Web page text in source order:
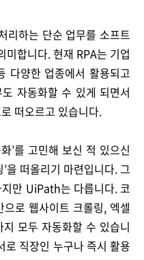
리하는 단순 업무를 소프트
합니다. 현재 RPA는 기업
다양한 업종에서 활용되고
자동화할 수 있게 되면서
떠오르고 있습니다.
’를 고민해 보신 적 있으신
을 떠올리기 마련입니다. 그
만 UiPath는 다릅니다. 코
로 웹사이트 크롤링, 엑셀
모두 자동화할 수 있습니
직장인 누구나 즉시 활용